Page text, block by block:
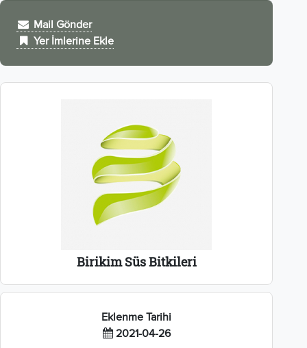
Mail Gönder
Yer İmlerine Ekle
Birikim Süs Bitkileri
Eklenme Tarihi
2021-04-26